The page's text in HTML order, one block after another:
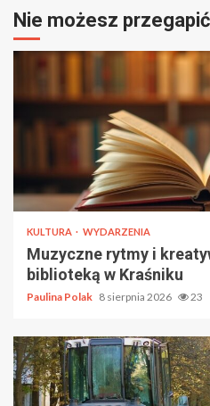
Nie możesz przegapić
KULTURA WYDARZENIA
Muzyczne rytmy i
biblioteką w Kraśniku
Paulina Polak 8 sierpnia 2026 23